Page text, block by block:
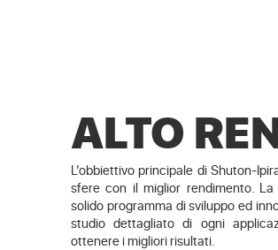
ALTO
L’obbiettivo principale di Shuton-
sfere con il miglior rendimento.
solido programma di sviluppo ed
studio dettagliato di ogni
ottenere i migliori risultati.